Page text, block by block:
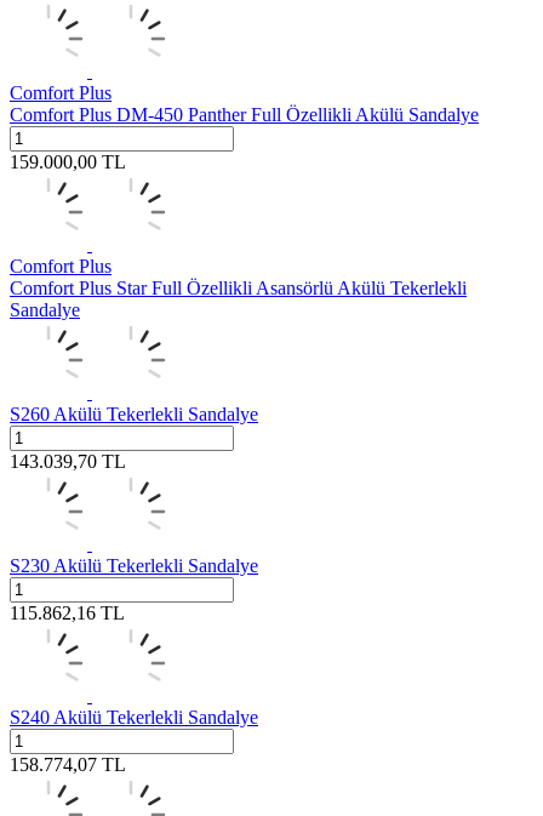
Comfort Plus
Comfort Plus DM-450 Panther Full Özellikli Akülü Sandalye
159.000,00 TL
Comfort Plus
Comfort Plus Star Full Özellikli Asansörlü Akülü Tekerlekli
Sandalye
S260 Akülü Tekerlekli Sandalye
143.039,70 TL
S230 Akülü Tekerlekli Sandalye
115.862,16 TL
S240 Akülü Tekerlekli Sandalye
158.774,07 TL